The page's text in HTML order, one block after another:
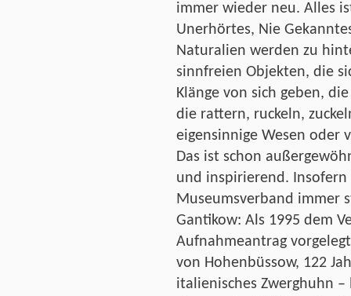
immer wieder neu. Alles
Unerhörtes, Nie
Naturalien werden zu
sinnfreien Objekten, die
Klänge von sich geben,
die rattern, ruckeln,
eigensinnige Wesen oder
Das ist schon
und inspirierend.
Museumsverband immer
Gantikow: Als 1995 dem
Aufnahmeantrag
von Hohenbüssow, 122
italienisches Zwerghuhn